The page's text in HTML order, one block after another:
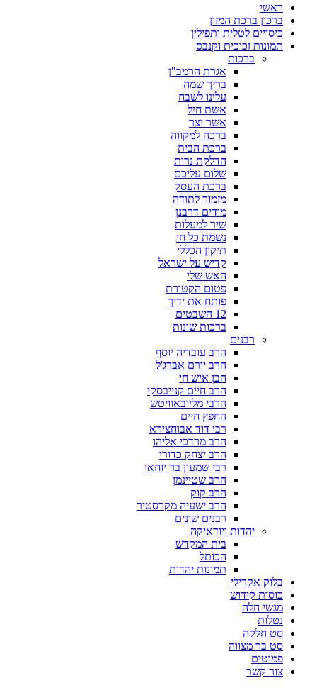
ראשי
ברכון ברכת המזון
כיסויים לטלית ותפילין
תמונות זכוכית וקנבס
ברכות
אגרת הרמב"ן
בריך שמה
עלינו לשבח
אשת חיל
אשר יצר
ברכה למקווה
ברכת הבית
הדלקת נרות
שלום עליכם
ברכת העסק
מזמור לתודה
מודים דרבנן
שיר למעלות
נשמת כל חי
תיקון הכללי
קדיש על ישראל
האש שלי
פטום הקטורת
פותח את ידיך
12 השבטים
ברכות שונות
רבנים
הרב עובדיה יוסף
הרב יורם אברג'ל
הבן איש חי
הרב חיים קנייבסקי
הרבי מליובאוויטש
החפץ חיים
רבי דוד אבוחצירא
הרב מרדכי אליהו
הרב יצחק כדורי
רבי שמעון בר יוחאי
הרב שטיינמן
הרב קוק
הרב ישעיה מקרסטיר
רבנים שונים
יהדות ויודאיקה
בית המקדש
הכותל
תמונות יהדות
בלוק אקרילי
כוסות קידוש
מגשי חלה
נטלות
סט חלקה
סט בר מצווה
פמוטים
צור קשר